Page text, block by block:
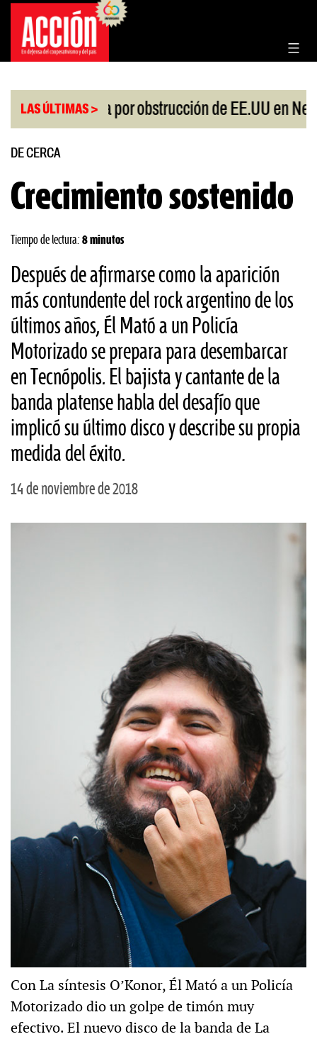
Saltar
contenido
LAS ÚLTIMAS >
por obstrucción de EE.UU en Neuquén |
DE CERCA
Crecimiento sostenido
Tiempo de lectura: 8 minutos
Después de afirmarse como la aparición
más contundente del rock argentino de los
últimos años, Él Mató a un Policía
Motorizado se prepara para desembarcar
en Tecnópolis. El bajista y cantante de la
banda platense habla del desafío que
implicó su último disco y describe su propia
medida del éxito.
14 de noviembre de 2018
Con La síntesis O’Konor, Él Mató a un Policía
Motorizado dio un golpe de timón muy
efectivo. El nuevo disco de la banda de La